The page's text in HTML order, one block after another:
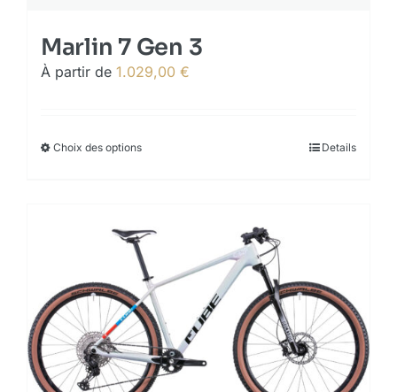
Marlin 7 Gen 3
À partir de 1.029,00 €
Choix des optionsThis
variants.
The
options
may
be
chosen
on
Details